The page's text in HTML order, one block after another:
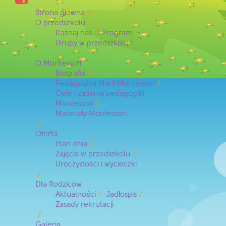
Strona główna
O przedszkolu
Poznaj nas
Program
Grupy w przedszkolu
O Montessori
Biografia
Pedagogika Marii Montessori
Cele i zadania pedagogiki
Montessori
Materiały Montessori
Oferta
Plan dnia
Zajęcia w przedszkolu
Uroczystości i wycieczki
Dla Rodziców
Aktualności
Jadłospis
Zasady rekrutacji